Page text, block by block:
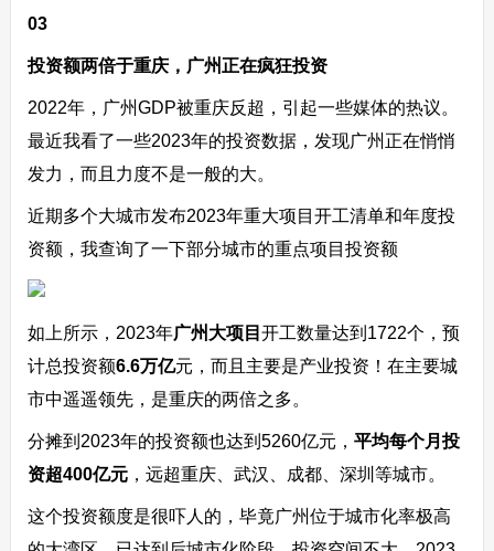
03
投资额两倍于重庆，广州正在疯狂投资
2022年，广州GDP被重庆反超，引起一些媒体的热议。
最近我看了一些2023年的投资数据，发现广州正在悄悄
发力，而且力度不是一般的大。
近期多个大城市发布2023年重大项目开工清单和年度投
资额，我查询了一下部分城市的重点项目投资额
如上所示，2023年广州大项目 开工数量达到1722个，预
计总投资额6.6万亿元，而且主要是产业投资！在主要城
市中遥遥领先，是重庆的两倍之多。
分摊到2023年的投资额也达到5260亿元， 平均每个月投
资超400亿元，远超重庆、武汉、成都、深圳等城市。
这个投资额度是很吓人的，毕竟广州位于城市化率极高